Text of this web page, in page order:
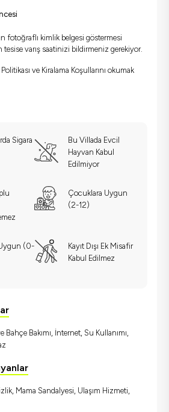
fotoğraflı kimlik belgesi göstermesi
tesise varış saatinizi bildirmeniz gerekiyor.
ve Kiralama Koşullarını okumak
Sigara
Bu Villada Evcil
Hayvan Kabul
Edilmiyor
Çocuklara Uygun
(2-12)
(0-
Kayıt Dışı Ek Misafir
Kabul Edilmez
Bakımı, İnternet, Su Kullanımı,
Mama Sandalyesi, Ulaşım Hizmeti,